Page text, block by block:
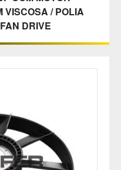
VISCOSA / POLIA
DRIVE